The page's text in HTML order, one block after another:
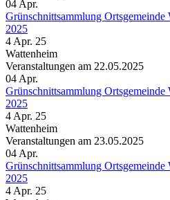
04 Apr.
Grünschnittsammlung
2025
4 Apr. 25
Wattenheim
Veranstaltungen am 22.05.2025
04 Apr.
Grünschnittsammlung
2025
4 Apr. 25
Wattenheim
Veranstaltungen am 23.05.2025
04 Apr.
Grünschnittsammlung
2025
4 Apr. 25